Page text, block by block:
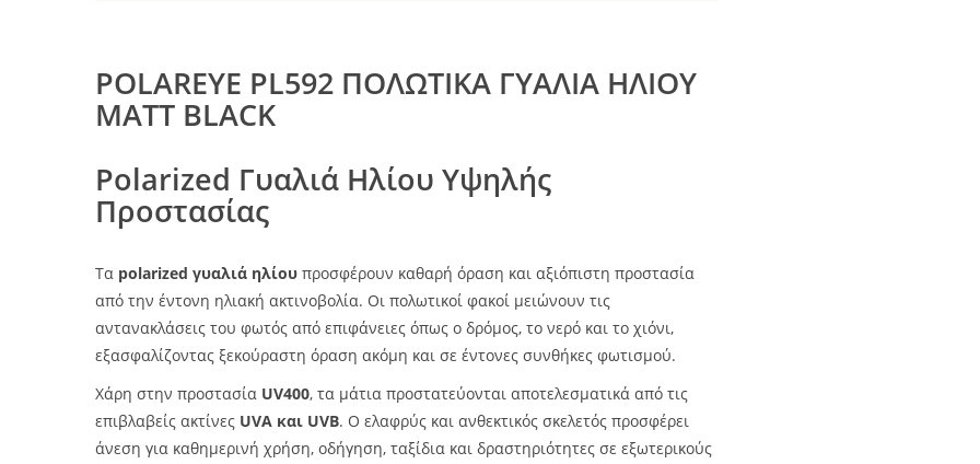
POLAREYE PL592 ΠΟΛΩΤΙΚΑ ΓΥΑΛΙΑ ΗΛΙΟΥ
MATT BLACK
Polarized Γυαλιά Ηλίου Υψηλής
Προστασίας
Τα polarized γυαλιά ηλίου προσφέρουν καθαρή όραση και αξιόπιστη προστασία
από την έντονη ηλιακή ακτινοβολία. Οι πολωτικοί φακοί μειώνουν τις
αντανακλάσεις του φωτός από επιφάνειες όπως ο δρόμος, το νερό και το χιόνι,
εξασφαλίζοντας ξεκούραστη όραση ακόμη και σε έντονες συνθήκες φωτισμού.
Χάρη στην προστασία UV400, τα μάτια προστατεύονται αποτελεσματικά από τις
επιβλαβείς ακτίνες UVA και UVB. Ο ελαφρύς και ανθεκτικός σκελετός προσφέρει
άνεση για καθημερινή χρήση, οδήγηση, ταξίδια και δραστηριότητες σε εξωτερικούς